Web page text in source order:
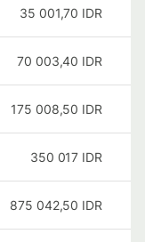
35 001,70 IDR
70 003,40 IDR
175 008,50 IDR
350 017 IDR
875 042,50 IDR